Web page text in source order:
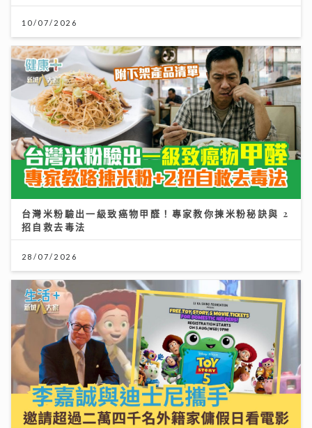
10/07/2026
台灣米粉驗出一級致癌物甲醛！專家教你揀米粉秘訣與 2
招自救去毒法
28/07/2026